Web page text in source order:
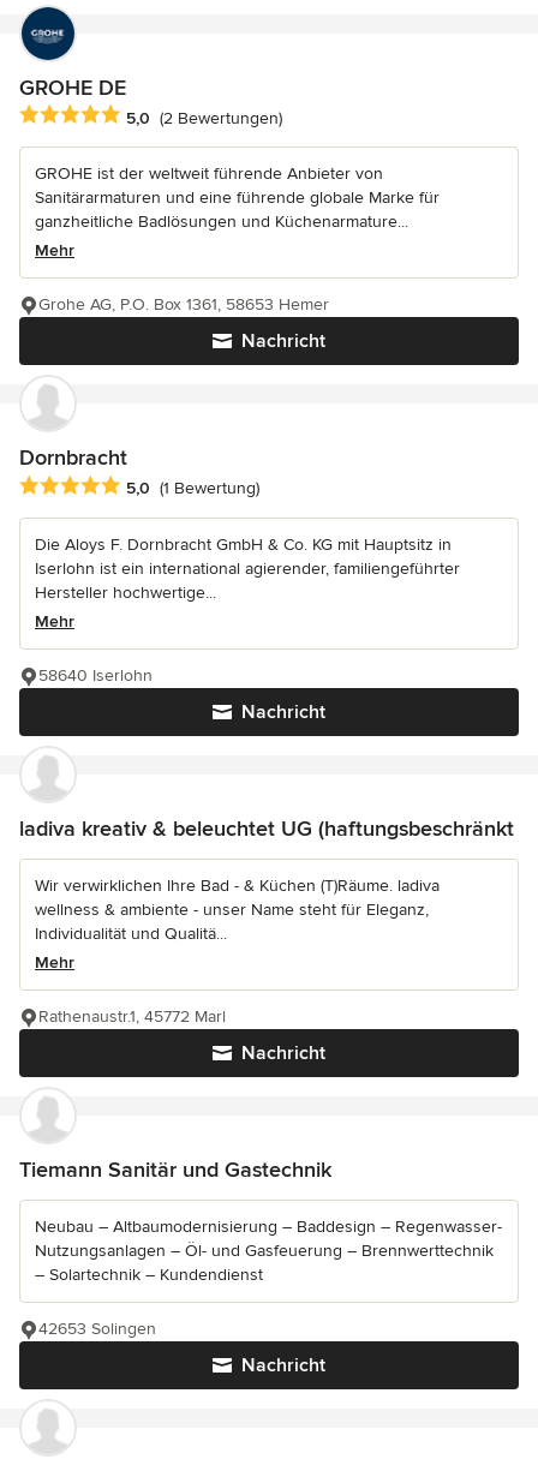
GROHE DE
Durchschnittliche Bewertung: 5 von 5 Sternen
5,0 (2 Bewertungen)
GROHE ist der weltweit führende Anbieter von
Sanitärarmaturen und eine führende globale Marke für
ganzheitliche Badlösungen und Küchenarmature...
Mehr
Nachricht
Grohe AG, P.O. Box 1361, 58653 Hemer
Dornbracht
Durchschnittliche Bewertung: 5 von 5 Sternen
5,0 (1 Bewertung)
Die Aloys F. Dornbracht GmbH & Co. KG mit Hauptsitz in
Iserlohn ist ein international agierender, familiengeführter
Hersteller hochwertige...
Mehr
Nachricht
58640 Iserlohn
ladiva kreativ & beleuchtet UG (haftungsbeschränkt
Wir verwirklichen Ihre Bad - & Küchen (T)Räume. ladiva
wellness & ambiente - unser Name steht für Eleganz,
Individualität und Qualitä...
Mehr
Nachricht
Rathenaustr.1, 45772 Marl
Tiemann Sanitär und Gastechnik
Neubau – Altbaumodernisierung – Baddesign – Regenwasser-
Nutzungsanlagen – Öl- und Gasfeuerung – Brennwerttechnik
– Solartechnik – Kundendienst
Nachricht
42653 Solingen